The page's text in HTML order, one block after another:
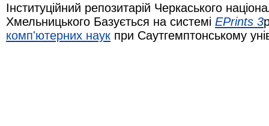
Інституційний репозитарій Черкаського
Хмельницького Базується на системі EPrints 3
комп'ютерних наук при Саутгемптонському